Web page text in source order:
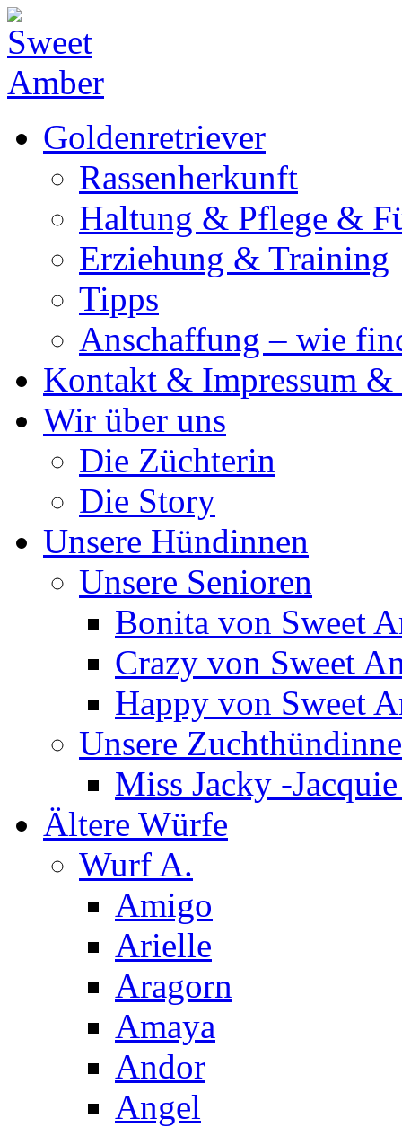
Goldenretriever
Rassenherkunft
Haltung & Pflege &
Erziehung & Training
Tipps
Anschaffung – wie
Kontakt & Impressum &
Wir über uns
Die Züchterin
Die Story
Unsere Hündinnen
Unsere Senioren
Bonita von Sweet
Crazy von Sweet
Happy von Sweet
Unsere
Miss Jacky -
Ältere Würfe
Wurf A.
Amigo
Arielle
Aragorn
Amaya
Andor
Angel